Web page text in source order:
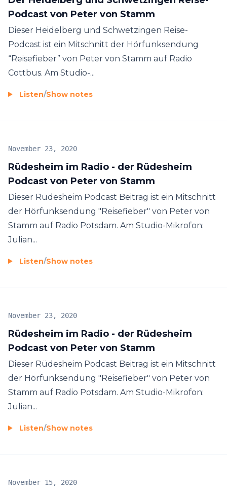
Podcast von Peter von Stamm
Dieser Heidelberg und Schwetzingen Reise-
Podcast ist ein Mitschnitt der Hörfunksendung
“Reisefieber” von Peter von Stamm auf Radio
Cottbus. Am Studio-...
Listen/Show notes
Rüdesheim im Radio - der Rüdesheim
Podcast von Peter von Stamm
November 23, 2020
Dieser Rüdesheim Podcast Beitrag ist ein Mitschnitt
der Hörfunksendung "Reisefieber" von Peter von
Stamm auf Radio Potsdam. Am Studio-Mikrofon:
Julian...
Listen/Show notes
Rüdesheim im Radio - der Rüdesheim
Podcast von Peter von Stamm
November 23, 2020
Dieser Rüdesheim Podcast Beitrag ist ein Mitschnitt
der Hörfunksendung "Reisefieber" von Peter von
Stamm auf Radio Potsdam. Am Studio-Mikrofon:
Julian...
Listen/Show notes
November 15, 2020